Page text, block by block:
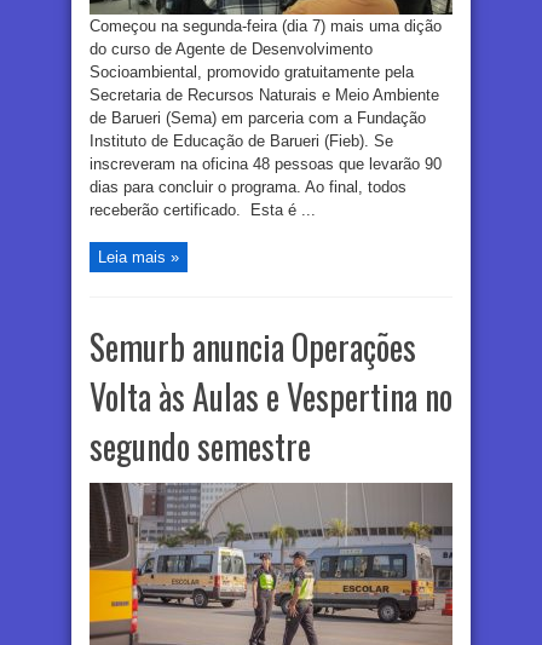
Começou na segunda-feira (dia 7) mais uma dição
do curso de Agente de Desenvolvimento
Socioambiental, promovido gratuitamente pela
Secretaria de Recursos Naturais e Meio Ambiente
de Barueri (Sema) em parceria com a Fundação
Instituto de Educação de Barueri (Fieb). Se
inscreveram na oficina 48 pessoas que levarão 90
dias para concluir o programa. Ao final, todos
receberão certificado. Esta é ...
Leia mais »
Semurb anuncia Operações
Volta às Aulas e Vespertina no
segundo semestre